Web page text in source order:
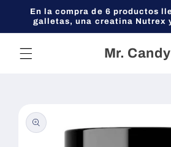
directamente
al contenido
En la compra de 6 productos
galletas, una creatina Nutrex
Mr. Candy
información